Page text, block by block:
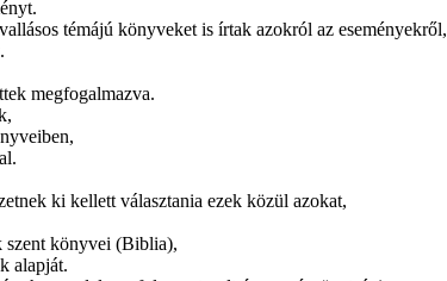
témájú könyveket is írtak azokról az eseményekről,
megfogalmazva.
ki kellett választania ezek közül azokat,
szent könyvei (Biblia),
alapját.